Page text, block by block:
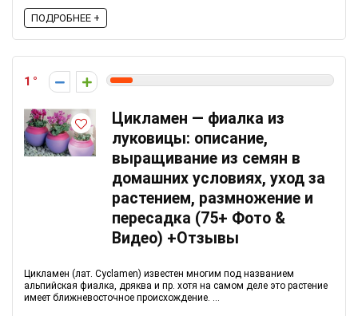
ПОДРОБНЕЕ +
1
Цикламен — фиалка из
луковицы: описание,
выращивание из семян в
домашних условиях, уход за
растением, размножение и
пересадка (75+ Фото &
Видео) +Отзывы
Цикламен (лат. Cyclamen) известен многим под названием
альпийская фиалка, дряква и пр. хотя на самом деле это растение
имеет ближневосточное происхождение. ...